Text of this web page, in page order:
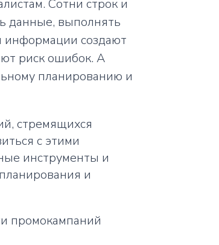
Сотни строк и
данные, выполнять
создают
риск ошибок. А
планированию и
стремящихся
с этими
инструменты и
и
промокампаний